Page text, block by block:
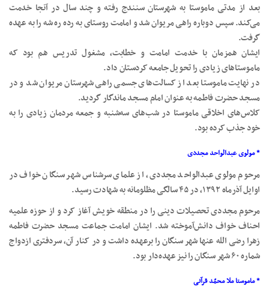
بعد از مدتی ماموستا به شهرستان سنندج رفته و چند سال در آنجا خدمت
می‌کند. سپس دوباره راهی مریوان شد و امامت روستای به رده ره شه را به عهده
گرفت.
ایشان همزمان با خدمت امامت و خطابت، مشغول تدریس هم بود که
ماموستاهای زیادی را تحویل جامعه کردستان داد.
در نهایت ماموستا بعد از کسالت‌های جسمی راهی شهرستان مریوان شد و در
مسجد حضرت فاطمه به عنوان امام مسجد ماندگار گردید.
کلاس‌های اخلاقی ماموستا در شب‌های سه‌شنبه و جمعه مردمان زیادی را به
خود جذب کرده بود.
* مولوی عبدالواحد مجددی
مرحوم مولوی عبدالواحد مجددی، از علمای سرشناس شهر سنگان خواف در
اوایل آذرماه ۱۳۹۲، در ۴۵ سالگی مظلومانه به شهادت رسید.
مرحوم مجددی تحصیلات دینی را در منطقه خویش آغاز کرد و از حوزه علمیه
احناف خواف دانش‌آموخته شد. ایشان امامت جماعت مسجد حضرت فاطمه
زهرا رضی الله عنها شهر سنگان را برعهده داشت و در کنار آن، سردفتری ازدواج
شماره ۶۰ شهر سنگان را نیز عهده‌دار بود.
* ماموستا ملا محمّد قرآنی